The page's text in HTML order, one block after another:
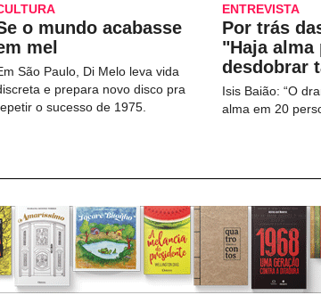
o mundo acabasse
mel
São Paulo, Di Melo leva vida
e prepara novo disco pra
o sucesso de 1975.
ENTREVISTA
Por trás
"Haja alma
desdobrar
Isis Baião: “O
alma em 20